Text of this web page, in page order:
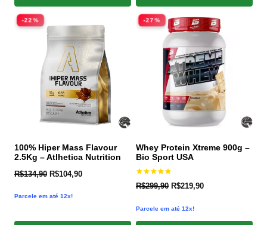
-22%
100% Hiper Mass Flavour
2.5Kg – Atlhetica Nutrition
R$134,90 R$104,90
Parcele em até 12x!
-27%
Whey Protein Xtreme 900g –
Bio Sport USA
Avaliação
5.00
R$299,90 R$219,90
Parcele em até 12x!